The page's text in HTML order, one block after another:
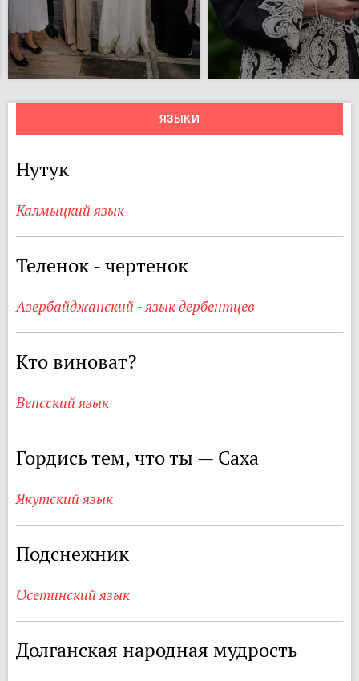
ЯЗЫКИ
Нутук
Калмыцкий язык
Теленок - чертенок
Азербайджанский - язык дербентцев
Кто виноват?
Вепсский язык
Гордись тем, что ты — Саха
Якутский язык
Подснежник
Осетинский язык
Долганская народная мудрость